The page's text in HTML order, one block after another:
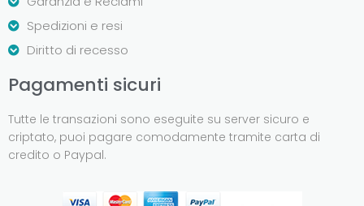
Spedizioni e resi
Diritto di recesso
Pagamenti sicuri
Tutte le transazioni sono eseguite su server sicuro e
criptato, puoi pagare comodamente tramite carta di
credito o Paypal.